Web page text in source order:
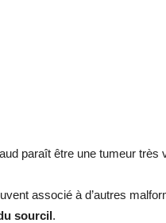
paraît être une tumeur très
associé à d’autres
sourcil.